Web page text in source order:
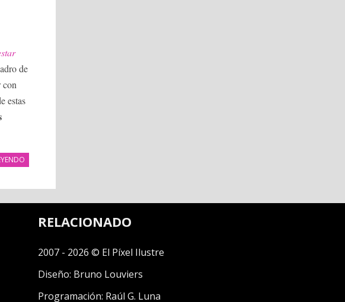
de
con
estas
RELACIONADO
2007 - 2026 © El Píxel Ilustre
Diseño: Bruno Louviers
Programación: Raúl G. Luna